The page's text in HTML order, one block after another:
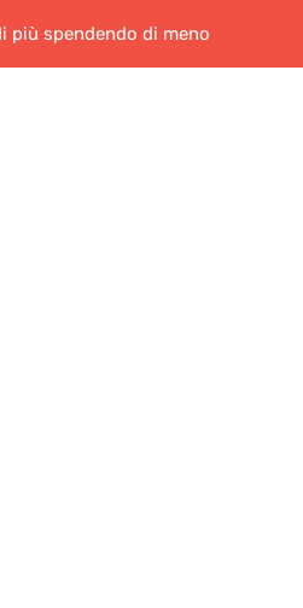
più spendendo di meno